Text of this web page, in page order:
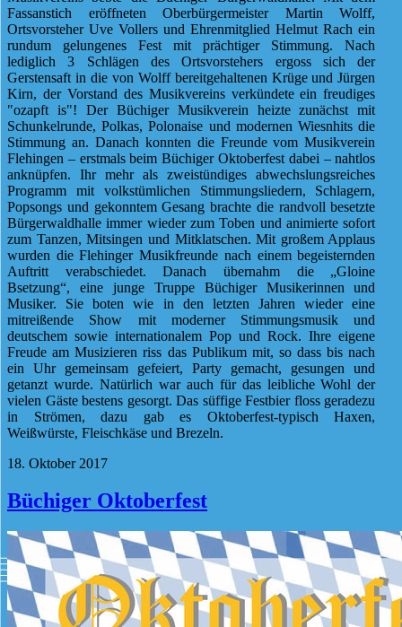
Fassanstich eröffneten Oberbürgermeister Martin Wolff,
Ortsvorsteher Uve Vollers und Ehrenmitglied Helmut Rach ein
rundum gelungenes Fest mit prächtiger Stimmung. Nach
lediglich 3 Schlägen des Ortsvorstehers ergoss sich der
Gerstensaft in die von Wolff bereitgehaltenen Krüge und Jürgen
Kirn, der Vorstand des Musikvereins verkündete ein freudiges
"ozapft is"! Der Büchiger Musikverein heizte zunächst mit
Schunkelrunde, Polkas, Polonaise und modernen Wiesnhits die
Stimmung an. Danach konnten die Freunde vom Musikverein
Flehingen – erstmals beim Büchiger Oktoberfest dabei – nahtlos
anknüpfen. Ihr mehr als zweistündiges abwechslungsreiches
Programm mit volkstümlichen Stimmungsliedern, Schlagern,
Popsongs und gekonntem Gesang brachte die randvoll besetzte
Bürgerwaldhalle immer wieder zum Toben und animierte sofort
zum Tanzen, Mitsingen und Mitklatschen. Mit großem Applaus
wurden die Flehinger Musikfreunde nach einem begeisternden
Auftritt verabschiedet. Danach übernahm die „Gloine
Bsetzung“, eine junge Truppe Büchiger Musikerinnen und
Musiker. Sie boten wie in den letzten Jahren wieder eine
mitreißende Show mit moderner Stimmungsmusik und
deutschem sowie internationalem Pop und Rock. Ihre eigene
Freude am Musizieren riss das Publikum mit, so dass bis nach
ein Uhr gemeinsam gefeiert, Party gemacht, gesungen und
getanzt wurde. Natürlich war auch für das leibliche Wohl der
vielen Gäste bestens gesorgt. Das süffige Festbier floss geradezu
in Strömen, dazu gab es Oktoberfest-typisch Haxen,
Weißwürste, Fleischkäse und Brezeln.
18. Oktober 2017
Büchiger Oktoberfest